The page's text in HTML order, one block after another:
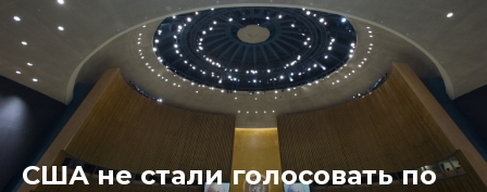
США не стали голосовать по